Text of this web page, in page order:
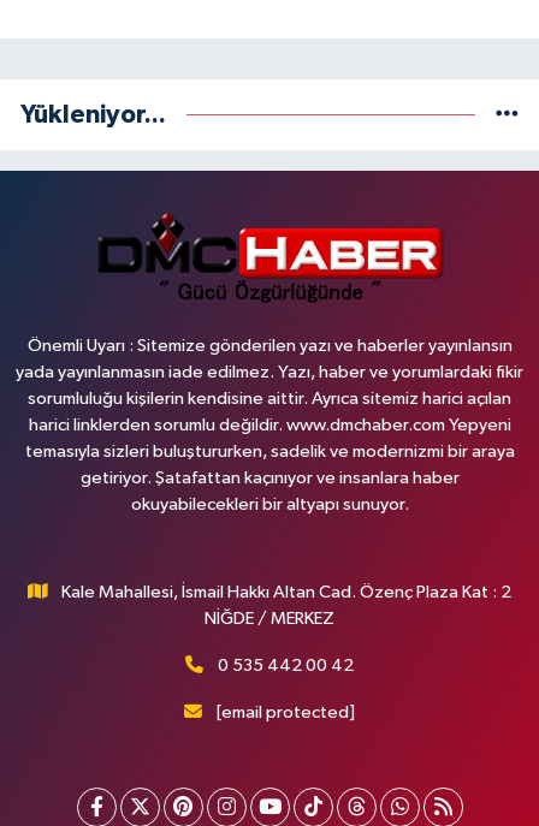
Yükleniyor...
Önemli Uyarı : Sitemize gönderilen yazı ve haberler yayınlansın
yada yayınlanmasın iade edilmez. Yazı, haber ve yorumlardaki fikir
sorumluluğu kişilerin kendisine aittir. Ayrıca sitemiz harici açılan
harici linklerden sorumlu değildir. www.dmchaber.com Yepyeni
temasıyla sizleri buluştururken, sadelik ve modernizmi bir araya
getiriyor. Şatafattan kaçınıyor ve insanlara haber
okuyabilecekleri bir altyapı sunuyor.
Kale Mahallesi, İsmail Hakkı Altan Cad. Özenç Plaza Kat : 2
NİĞDE / MERKEZ
0 535 442 00 42
[email protected]